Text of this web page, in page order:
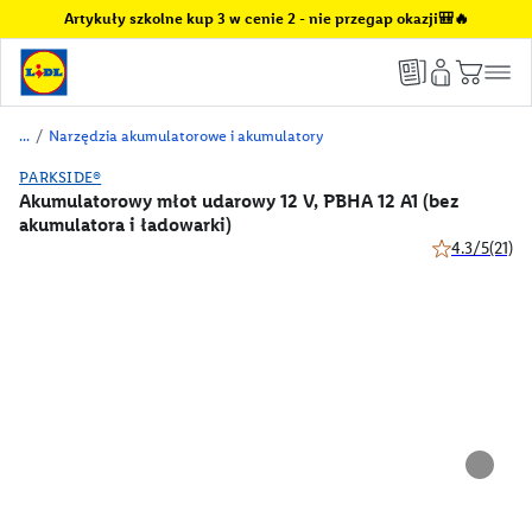
Artykuły szkolne kup 3 w cenie 2 - nie przegap okazji🎒🔥
/ Narzędzia akumulatorowe i akumulatory
PARKSIDE®
Akumulatorowy młot udarowy 12 V, PBHA 12 A1 (bez
akumulatora i ładowarki)
4.3/5(21)